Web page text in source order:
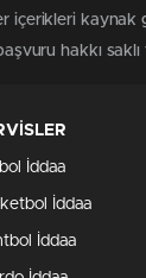
kaynak
hakkı
İddaa
İddaa
İddaa